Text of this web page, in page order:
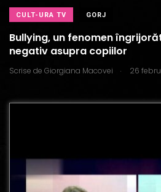
CULT-URA TV GORJ
Bullying, un fenomen
negativ asupra copiilor
Scrise de Giorgiana Macovei . 26